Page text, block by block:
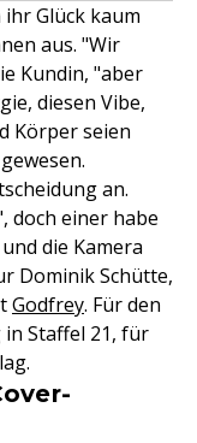
Glück kaum
aus. "Wir
Kundin, "aber
diesen Vibe,
Körper seien
an.
doch einer habe
die Kamera
Dominik Schütte,
Godfrey. Für den
Staffel 21, für